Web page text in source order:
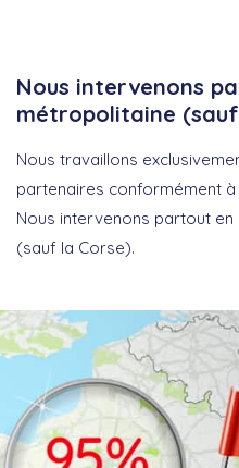
Nous intervenons
métropolitaine
Nous travaillons
partenaires conformément
Nous intervenons partout
(sauf la Corse).